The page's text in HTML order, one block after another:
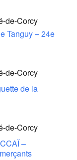
de-Corcy
Tanguy – 24e
de-Corcy
de la
de-Corcy
–